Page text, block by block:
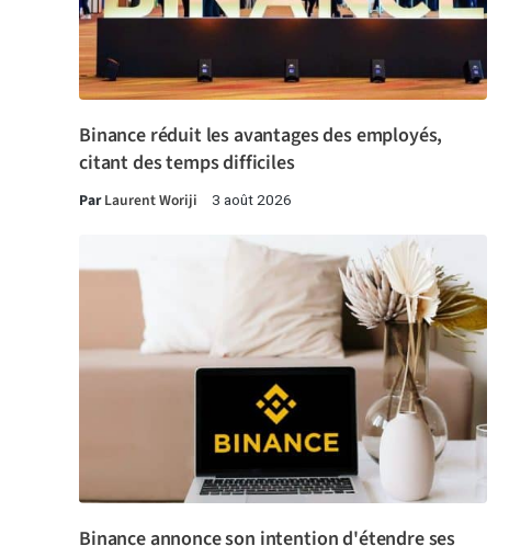
Binance réduit les avantages des employés,
citant des temps difficiles
ParLaurent Woriji 3 août 2026
Binance annonce son intention d'étendre ses